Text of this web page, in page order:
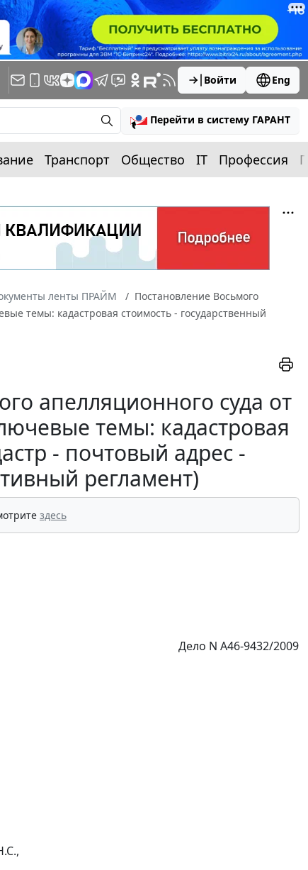
Войти Eng
Перейти в систему ГАРАНТ
Транспорт Общество IT Профессия
ленты ПРАЙМ
Постановление Восьмого
темы: кадастровая стоимость - государственный
апелляционного суда от
темы: кадастровая
- почтовый адрес -
регламент)
здесь
Дело N А46-9432/2009